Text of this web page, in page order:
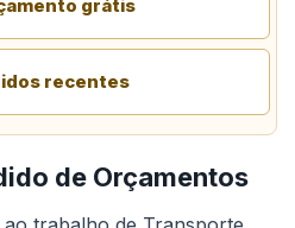
grátis
recentes
de Orçamentos